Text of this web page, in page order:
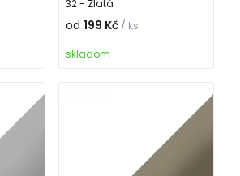
32 - Zlatá
od 199 Kč / ks
skladom